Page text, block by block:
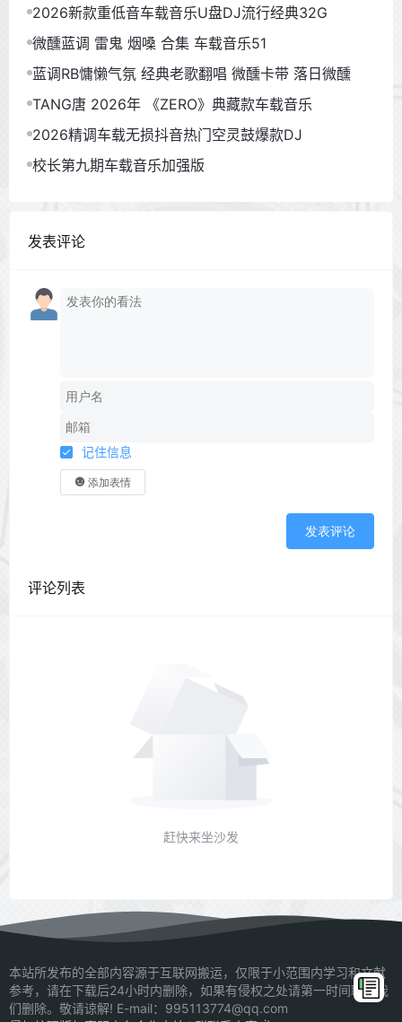
2026新款重低音车载音乐U盘DJ流行经典32G
微醺蓝调 雷鬼 烟嗓 合集 车载音乐51
蓝调RB慵懒气氛 经典老歌翻唱 微醺卡带 落日微醺
TANG唐 2026年 《ZERO》典藏款车载音乐
2026精调车载无损抖音热门空灵鼓爆款DJ
校长第九期车载音乐加强版
发表评论
记住信息
添加表情
发表评论
评论列表
赶快来坐沙发
本站所发布的全部内容源于互联网搬运，仅限于小范围内学习和文献
参考，请在下载后24小时内删除，如果有侵权之处请第一时间联系我
们删除。敬请谅解! E-mail：995113774@qq.com